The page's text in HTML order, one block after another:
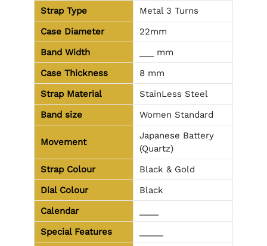
Strap Type
Metal 3 Turns
Case Diameter
22mm
Band Width
___ mm
Case Thickness
8 mm
Strap Material
StainLess Steel
Band size
Women Standard
Movement
Japanese Battery
(Quartz)
Strap Colour
Black & Gold
Dial Colour
Black
Calendar
Special Features